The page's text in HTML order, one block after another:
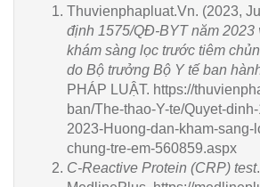
Thuvienphapluat.Vn. (2023,
định 1575/QĐ-BYT năm 2023
khám sàng lọc trước tiêm
do Bộ trưởng Bộ Y tế ban
PHÁP LUẬT. https://
ban/The-thao-Y-te/Quyet-
2023-Huong-dan-kham-sang-
chung-tre-em-560859.aspx
C-Reactive Protein (CRP) test